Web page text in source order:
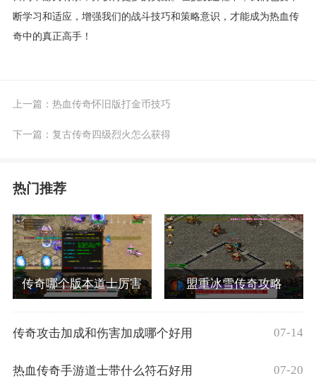
断学习和适应，增强我们的战斗技巧和策略意识，才能成为热血传
奇中的真正高手！
上一篇： 热血传奇怀旧版打金币技巧
下一篇： 复古传奇四级烈火怎么获得
热门推荐
传奇哪个版本道士厉害 盟重冰雪传奇攻略
传奇攻击加成和伤害加成哪个好用 07-14
热血传奇手游道士带什么符石好用 07-20